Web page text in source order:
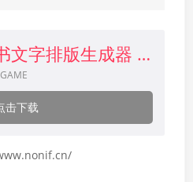
排版生成器 v0.3下载
击下载